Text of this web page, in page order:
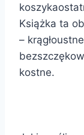
koszyka
Książka ta
–
kostne.